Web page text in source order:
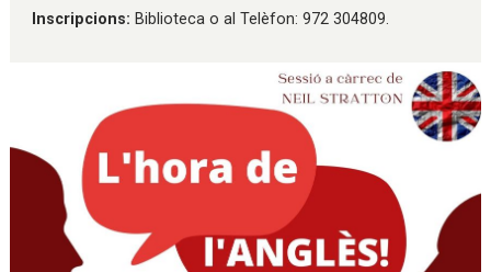
Inscripcions: Biblioteca o al Telèfon: 972 304809.